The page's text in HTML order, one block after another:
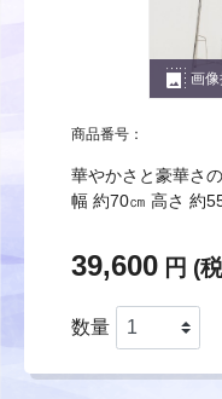
photo_size_select_large 画
商品番号：
華やかさと豪華さ
幅 約70㎝ 高さ 約
39,600 円 (
数量